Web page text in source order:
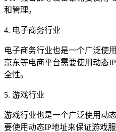
和管理。
4. 电子商务行业
电子商务行业也是一个广泛使
京东等电商平台需要使用动态
全性。
5. 游戏行业
游戏行业也是一个广泛使用动
要使用动态IP地址来保证游戏